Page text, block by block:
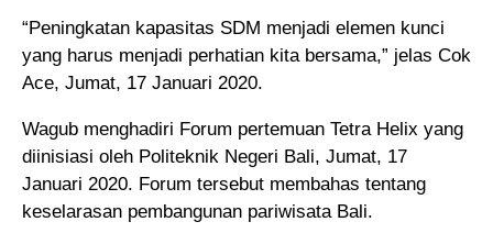
“Peningkatan kapasitas SDM menjadi elemen kunci
yang harus menjadi perhatian kita bersama,” jelas Cok
Ace, Jumat, 17 Januari 2020.
Wagub menghadiri Forum pertemuan Tetra Helix yang
diinisiasi oleh Politeknik Negeri Bali, Jumat, 17
Januari 2020. Forum tersebut membahas tentang
keselarasan pembangunan pariwisata Bali.